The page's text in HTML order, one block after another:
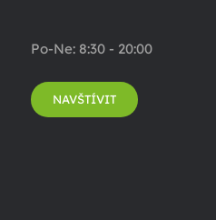
Po-Ne: 8:30 - 20:00
NAVŠTÍVIT